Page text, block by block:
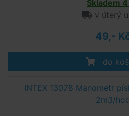
Skladem
v úterý u
49,-
do
INTEX 13078 Manometr
2m3/